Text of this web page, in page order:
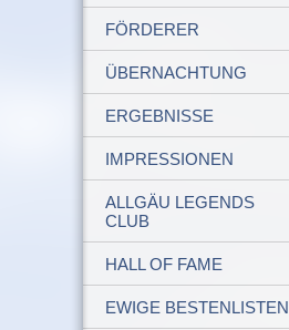
FÖRDERER
ÜBERNACHTUNG
ERGEBNISSE
IMPRESSIONEN
ALLGÄU LEGENDS
CLUB
HALL OF FAME
EWIGE BESTENLISTEN